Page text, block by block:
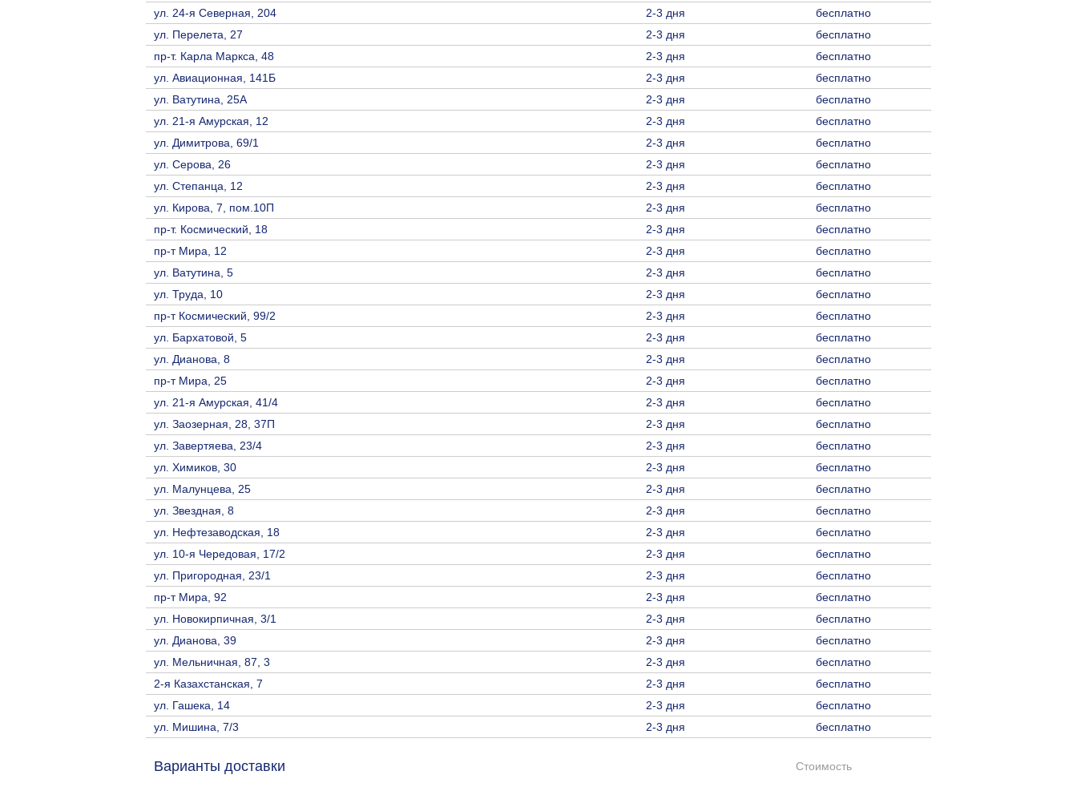
ул. 24-я Северная, 204
2-3 дня
бесплатно
ул. Перелета, 27
2-3 дня
бесплатно
пр-т. Карла Маркса, 48
2-3 дня
бесплатно
ул. Авиационная, 141Б
2-3 дня
бесплатно
ул. Ватутина, 25А
2-3 дня
бесплатно
ул. 21-я Амурская, 12
2-3 дня
бесплатно
ул. Димитрова, 69/1
2-3 дня
бесплатно
ул. Серова, 26
2-3 дня
бесплатно
ул. Степанца, 12
2-3 дня
бесплатно
ул. Кирова, 7, пом.10П
2-3 дня
бесплатно
пр-т. Космический, 18
2-3 дня
бесплатно
пр-т Мира, 12
2-3 дня
бесплатно
ул. Ватутина, 5
2-3 дня
бесплатно
ул. Труда, 10
2-3 дня
бесплатно
пр-т Космический, 99/2
2-3 дня
бесплатно
ул. Бархатовой, 5
2-3 дня
бесплатно
ул. Дианова, 8
2-3 дня
бесплатно
пр-т Мира, 25
2-3 дня
бесплатно
ул. 21-я Амурская, 41/4
2-3 дня
бесплатно
ул. Заозерная, 28, 37П
2-3 дня
бесплатно
ул. Завертяева, 23/4
2-3 дня
бесплатно
ул. Химиков, 30
2-3 дня
бесплатно
ул. Малунцева, 25
2-3 дня
бесплатно
ул. Звездная, 8
2-3 дня
бесплатно
ул. Нефтезаводская, 18
2-3 дня
бесплатно
ул. 10-я Чередовая, 17/2
2-3 дня
бесплатно
ул. Пригородная, 23/1
2-3 дня
бесплатно
пр-т Мира, 92
2-3 дня
бесплатно
ул. Новокирпичная, 3/1
2-3 дня
бесплатно
ул. Дианова, 39
2-3 дня
бесплатно
ул. Мельничная, 87, 3
2-3 дня
бесплатно
2-я Казахстанская, 7
2-3 дня
бесплатно
ул. Гашека, 14
2-3 дня
бесплатно
ул. Мишина, 7/3
2-3 дня бесплатно
Варианты доставки Стоимость